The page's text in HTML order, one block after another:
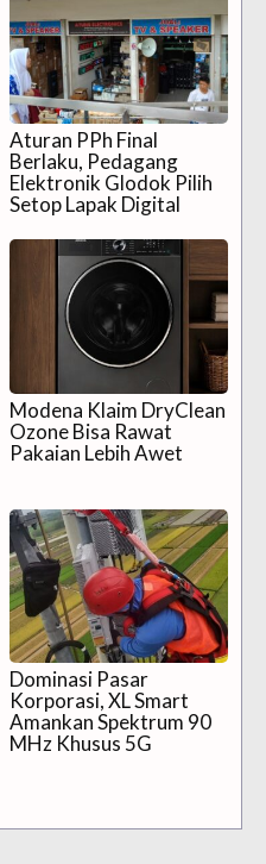
Aturan PPh Final
Berlaku, Pedagang
Elektronik Glodok Pilih
Setop Lapak Digital
Modena Klaim DryClean
Ozone Bisa Rawat
Pakaian Lebih Awet
Dominasi Pasar
Korporasi, XL Smart
Amankan Spektrum 90
MHz Khusus 5G